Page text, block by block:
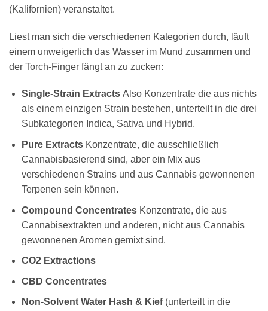
(Kalifornien) veranstaltet.
Liest man sich die verschiedenen Kategorien durch, läuft
einem unweigerlich das Wasser im Mund zusammen und
der Torch-Finger fängt an zu zucken:
Single-Strain Extracts Also Konzentrate die aus nichts
als einem einzigen Strain bestehen, unterteilt in die drei
Subkategorien Indica, Sativa und Hybrid.
Pure Extracts Konzentrate, die ausschließlich
Cannabisbasierend sind, aber ein Mix aus
verschiedenen Strains und aus Cannabis gewonnenen
Terpenen sein können.
Compound Concentrates Konzentrate, die aus
Cannabisextrakten und anderen, nicht aus Cannabis
gewonnenen Aromen gemixt sind.
CO2 Extractions
CBD Concentrates
Non-Solvent Water Hash & Kief(unterteilt in die